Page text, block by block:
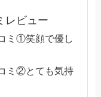
レビュー
ミ①笑顔で優し
ミ②とても気持